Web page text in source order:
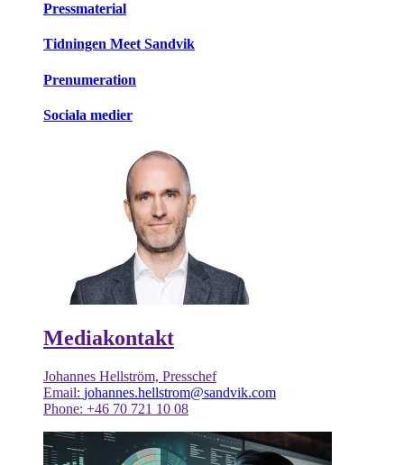
Pressmaterial
Tidningen Meet Sandvik
Prenumeration
Sociala medier
Mediakontakt
Johannes Hellström, Presschef
Email: johannes.hellstrom@sandvik.com
Phone: +46 70 721 10 08